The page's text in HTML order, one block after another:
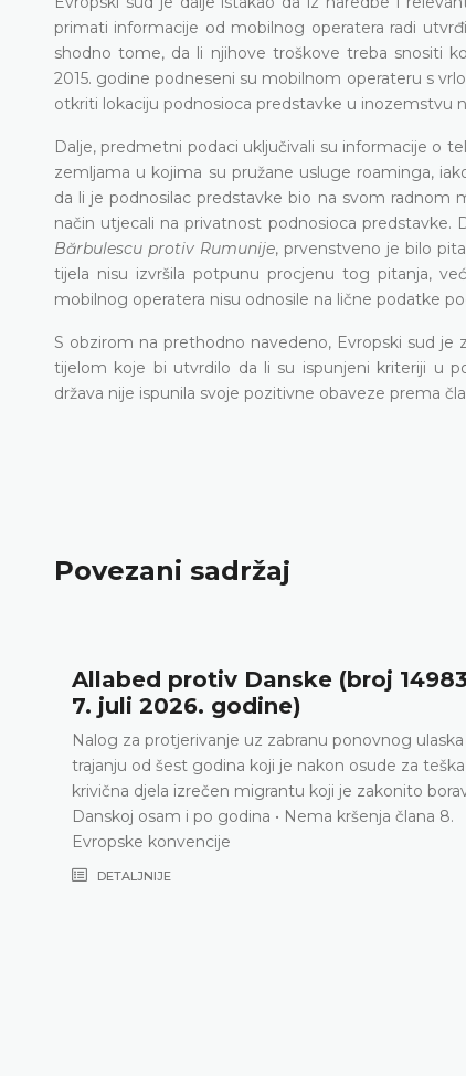
primati informacije od mobilnog operatera radi
shodno tome, da li njihove troškove treba snositi
2015. godine podneseni su mobilnom operateru s
otkriti lokaciju podnosioca predstavke u inozemstvu
Dalje, predmetni podaci uključivali su informacije o
zemljama u kojima su pružane usluge roaminga,
da li je podnosilac predstavke bio na svom radnom
način utjecali na privatnost podnosioca predstavke.
Bărbulescu protiv Rumunije, prvenstveno je bilo
tijela nisu izvršila potpunu procjenu tog pitanja,
mobilnog operatera nisu odnosile na lične podatke
S obzirom na prethodno navedeno, Evropski sud je
tijelom koje bi utvrdilo da li su ispunjeni kriteriji u
država nije ispunila svoje pozitivne obaveze prema
Povezani sadržaj
Allabed protiv Danske (broj
7. juli 2026. godine)
Nalog za protjerivanje uz zabranu ponovnog
trajanju od šest godina koji je nakon osude za teška
krivična djela izrečen migrantu koji je zakonito
Danskoj osam i po godina • Nema kršenja člana 8.
Evropske konvencije
DETALJNIJE